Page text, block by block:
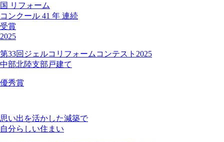
国 リフォーム
コンクール 41 年 連続
受賞
2025
第33回ジェルコリフォームコンテスト2025
中部北陸支部戸建て
優秀賞
思い出を活かした減築で
自分らしい住まい